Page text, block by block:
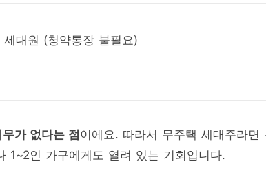
대원 (청약통장 불필요)
가 없다는 점이에요. 따라서 무주택 세대주라면
1~2인 가구에게도 열려 있는 기회입니다.